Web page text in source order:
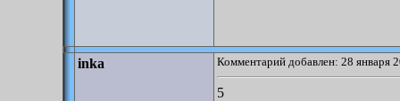
inka Комментарий добавлен: 28 января
5